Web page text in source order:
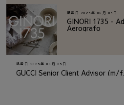
掲載日 2026年 08月 06日
GINORI 1735 -
Aerografo
掲載日 2026年 08月 06日
GUCCI Senior Client Advisor (m/